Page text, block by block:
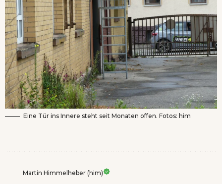
Eine Tür ins Innere steht seit Monaten offen. Fotos: him
Martin Himmelheber (him)